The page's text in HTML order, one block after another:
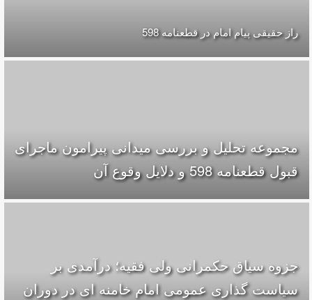
راز حقیقی پیام امام در قطعنامه 598
مجموعه تحلیل و بررسی میدانی پیرامون ماجرای
قبول قطعنامه 598 و دلایل وقوع آن
جزوه سیاق حکمرانی ولی فقیه؛ درآمدی بر
سیاست گذاری عمومی امام خامنه ای در دوران